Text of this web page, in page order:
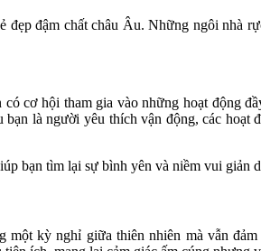
đẹp đậm chất châu Âu. Những ngôi nhà
cơ hội tham gia vào những hoạt động
là người yêu thích vận động, các
bạn tìm lại sự bình yên và niềm vui giản
một kỳ nghỉ giữa thiên nhiên mà vẫn